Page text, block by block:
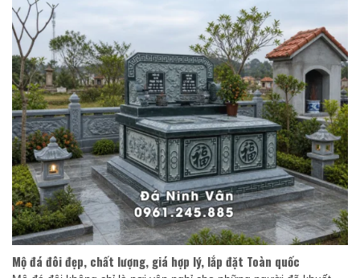
Mộ đá đôi đẹp, chất lượng, giá hợp lý, lắp đặt Toàn quốc